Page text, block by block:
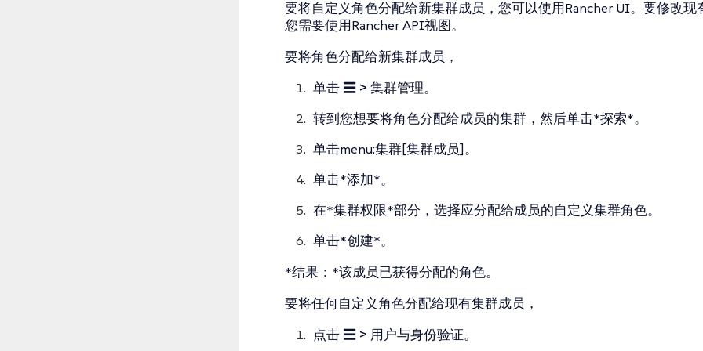
要将自定义角色分配给新集群成员，您可以使用Rancher UI。要修改现
您需要使用Rancher API视图。
要将角色分配给新集群成员，
单击 ☰ > 集群管理。
转到您想要将角色分配给成员的集群，然后单击*探索*。
单击menu:集群[集群成员]。
单击*添加*。
在*集群权限*部分，选择应分配给成员的自定义集群角色。
单击*创建*。
*结果：*该成员已获得分配的角色。
要将任何自定义角色分配给现有集群成员，
点击 ☰ > 用户与身份验证。